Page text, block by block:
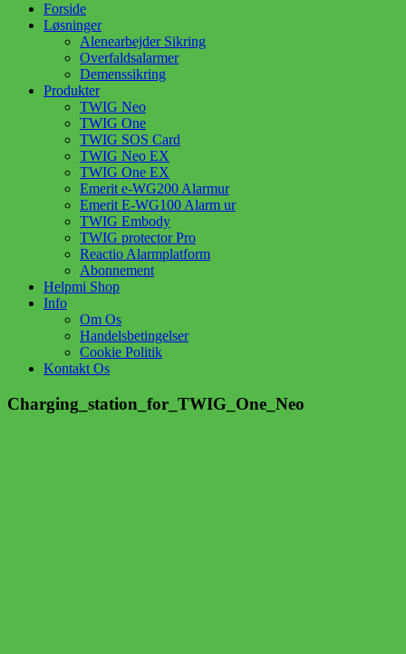
Forside
Løsninger
Alenearbejder Sikring
Overfaldsalarmer
Demenssikring
Produkter
TWIG Neo
TWIG One
TWIG SOS Card
TWIG Neo EX
TWIG One EX
Emerit e-WG200 Alarmur
Emerit E-WG100 Alarm ur
TWIG Embody
TWIG protector Pro
Reactio Alarmplatform
Abonnement
Helpmi Shop
Info
Om Os
Handelsbetingelser
Cookie Politik
Kontakt Os
Charging_station_for_TWIG_One_Neo